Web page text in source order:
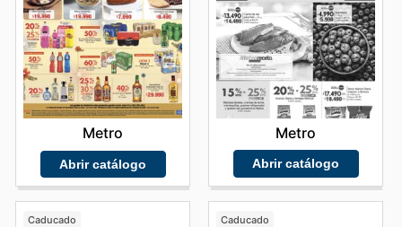
Metro
Abrir catálogo
Metro
Abrir catálogo
Caducado Caducado